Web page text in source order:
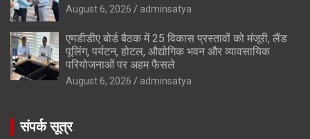
August 6, 2026 adminsatya
एमडीडीए बोर्ड बैठक में 25 विकास प्रस्तावों को मंजूरी, लैंड
पूलिंग, पर्यटन, होटल, औद्योगिक भवन और व्यावसायिक
परियोजनाओं पर अहम फैसले
August 6, 2026 adminsatya
संपर्क सूत्र